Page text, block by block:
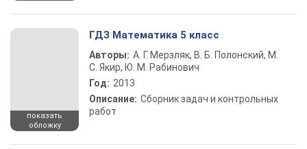
показать
обложку
ГДЗ Математика 5 класс
Авторы: А. Г. Мерзляк, В. Б. Полонский, М.
С. Якир, Ю. М. Рабинович
Год: 2013
Описание: Сборник задач и контрольных
работ